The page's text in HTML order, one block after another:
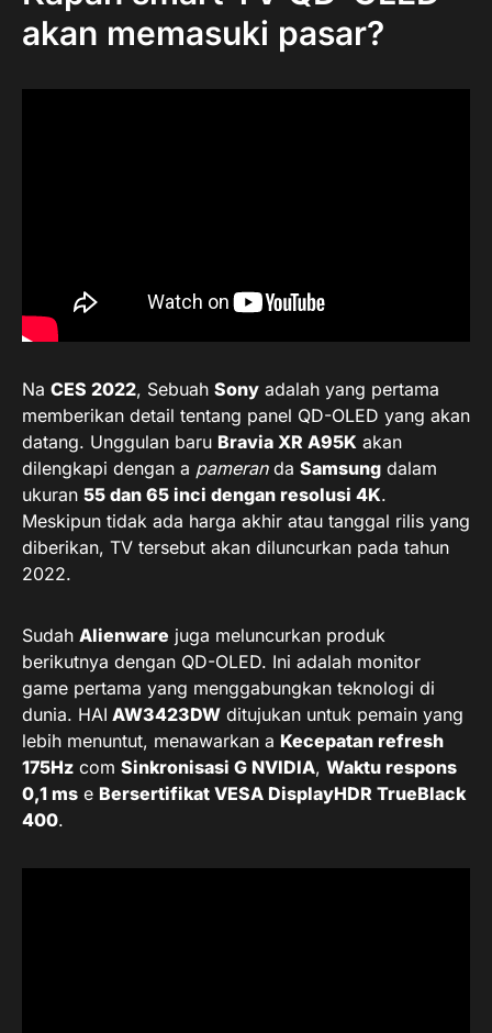
akan memasuki pasar?
Na CES 2022, Sebuah Sony adalah yang pertama
memberikan detail tentang panel QD-OLED yang akan
datang. Unggulan baru Bravia XR A95K akan
dilengkapi dengan a pameran da Samsung dalam
ukuran 55 dan 65 inci dengan resolusi 4K.
Meskipun tidak ada harga akhir atau tanggal rilis yang
diberikan, TV tersebut akan diluncurkan pada tahun
2022.
Sudah Alienware juga meluncurkan produk
berikutnya dengan QD-OLED. Ini adalah monitor
game pertama yang menggabungkan teknologi di
dunia. HAI AW3423DW ditujukan untuk pemain yang
lebih menuntut, menawarkan a Kecepatan refresh
175Hz com Sinkronisasi G NVIDIA, Waktu respons
0,1 ms e Bersertifikat VESA DisplayHDR TrueBlack
400.